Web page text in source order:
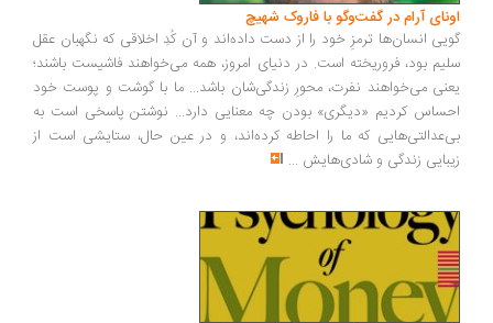
آرام در گفت‌وگو با فاروک شهیچ‭
انسان‌ها ترمزِ خود را از دست داده‌اند و آن کُدِ اخلاقی که نگهبان عقل
بود، فروریخته است. در دنیای امروز، همه می‌خواهند فاشیست باشند؛
می‌خواهند نفرت، محورِ زندگی‌شان باشد... ما با گوشت و پوست خود
کردیم «دیگری» بودن چه معنایی دارد... نوشتن پاسخی است به
که ما را احاطه کرده‌اند، و در عین حال، ستایشی است از
زندگی و شادی‌هایش...